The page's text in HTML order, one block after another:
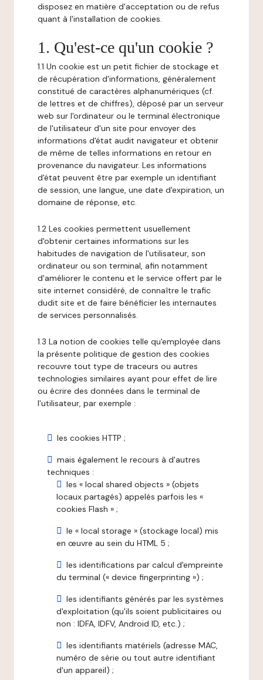
disposez en matière d'acceptation ou de refus
quant à l'installation de cookies.
1. Qu'est-ce qu'un cookie ?
1.1 Un cookie est un petit fichier de stockage et
de récupération d'informations, généralement
constitué de caractères alphanumériques (cf.
de lettres et de chiffres), déposé par un serveur
web sur l'ordinateur ou le terminal électronique
de l'utilisateur d'un site pour envoyer des
informations d'état audit navigateur et obtenir
de même de telles informations en retour en
provenance du navigateur. Les informations
d'état peuvent être par exemple un identifiant
de session, une langue, une date d'expiration, un
domaine de réponse, etc.
1.2 Les cookies permettent usuellement
d'obtenir certaines informations sur les
habitudes de navigation de l'utilisateur, son
ordinateur ou son terminal, afin notamment
d'améliorer le contenu et le service offert par le
site internet considéré, de connaître le trafic
dudit site et de faire bénéficier les internautes
de services personnalisés.
1.3 La notion de cookies telle qu'employée dans
la présente politique de gestion des cookies
recouvre tout type de traceurs ou autres
technologies similaires ayant pour effet de lire
ou écrire des données dans le terminal de
l'utilisateur, par exemple :
les cookies HTTP ;
mais également le recours à d'autres
techniques :
les « local shared objects » (objets
locaux partagés) appelés parfois les «
cookies Flash » ;
le « local storage » (stockage local) mis
en œuvre au sein du HTML 5 ;
les identifications par calcul d'empreinte
du terminal (« device fingerprinting ») ;
les identifiants générés par les systèmes
d'exploitation (qu'ils soient publicitaires ou
non : IDFA, IDFV, Android ID, etc.) ;
les identifiants matériels (adresse MAC,
numéro de série ou tout autre identifiant
d'un appareil) ;